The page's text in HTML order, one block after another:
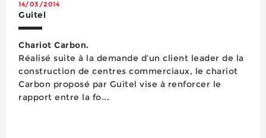
14/03/2014
Guitel
Chariot Carbon.
Réalisé suite à la demande d’un client leader de la
construction de centres commerciaux, le chariot
Carbon proposé par Guitel vise à renforcer le
rapport entre la fo...